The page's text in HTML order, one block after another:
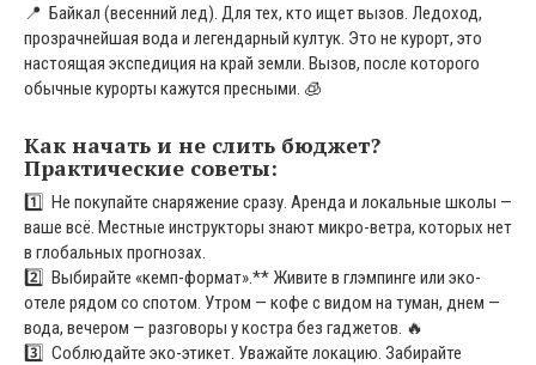
📍 Байкал (весенний лед). Для тех, кто ищет вызов. Ледоход,
прозрачнейшая вода и легендарный култук. Это не курорт, это
настоящая экспедиция на край земли. Вызов, после которого
обычные курорты кажутся пресными. 🧊
Как начать и не слить бюджет?
Практические советы:
1️⃣ Не покупайте снаряжение сразу. Аренда и локальные школы —
ваше всё. Местные инструкторы знают микро-ветра, которых нет
в глобальных прогнозах.
2️⃣ Выбирайте «кемп-формат».** Живите в глэмпинге или эко-
отеле рядом со спотом. Утром — кофе с видом на туман, днем —
вода, вечером — разговоры у костра без гаджетов. 🔥
3️⃣ Соблюдайте эко-этикет. Уважайте локацию. Забирайте